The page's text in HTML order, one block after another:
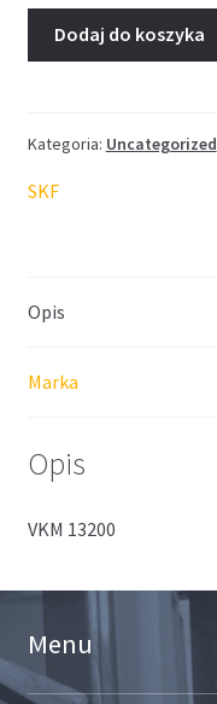
Dodaj do koszyka
Kategoria: Uncategorized
SKF
Opis
Marka
Opis
VKM 13200
Menu